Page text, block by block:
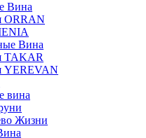
Вина
ORRAN
Вина
TAKAR
YEREVAN
вина
Жизни